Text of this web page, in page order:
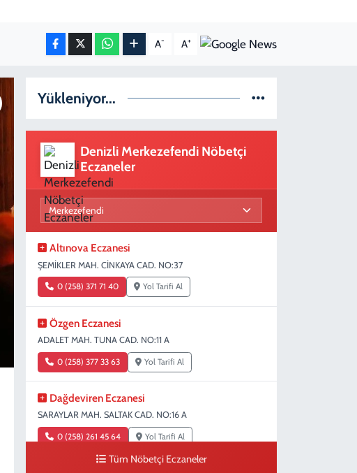
A- A+
Yükleniyor...
Denizli Merkezefendi Nöbetçi
Eczaneler
Altınova Eczanesi
ŞEMİKLER MAH. CİNKAYA CAD. NO:37
0 (258) 371 71 40 Yol Tarifi Al
Özgen Eczanesi
ADALET MAH. TUNA CAD. NO:11 A
0 (258) 377 33 63 Yol Tarifi Al
Dağdeviren Eczanesi
SARAYLAR MAH. SALTAK CAD. NO:16 A
0 (258) 261 45 64 Yol Tarifi Al
Tüm Nöbetçi Eczaneler